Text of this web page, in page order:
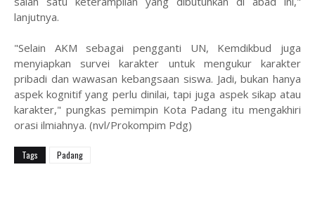
lanjutnya.
"Selain AKM sebagai pengganti UN, Kemdikbud juga
menyiapkan survei karakter untuk mengukur karakter
pribadi dan wawasan kebangsaan siswa. Jadi, bukan hanya
aspek kognitif yang perlu dinilai, tapi juga aspek sikap atau
karakter," pungkas pemimpin Kota Padang itu mengakhiri
orasi ilmiahnya. (nvl/Prokompim Pdg)
Tags Padang